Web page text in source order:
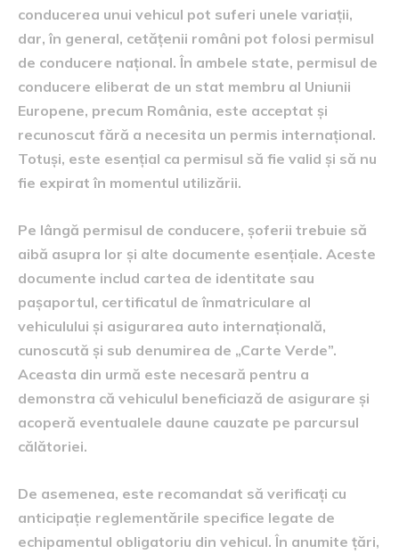
conducerea unui vehicul pot suferi unele variații,
dar, în general, cetățenii români pot folosi permisul
de conducere național. În ambele state, permisul de
conducere eliberat de un stat membru al Uniunii
Europene, precum România, este acceptat și
recunoscut fără a necesita un permis internațional.
Totuși, este esențial ca permisul să fie valid și să nu
fie expirat în momentul utilizării.
Pe lângă permisul de conducere, șoferii trebuie să
aibă asupra lor și alte documente esențiale. Aceste
documente includ cartea de identitate sau
pașaportul, certificatul de înmatriculare al
vehiculului și asigurarea auto internațională,
cunoscută și sub denumirea de „Carte Verde”.
Aceasta din urmă este necesară pentru a
demonstra că vehiculul beneficiază de asigurare și
acoperă eventualele daune cauzate pe parcursul
călătoriei.
De asemenea, este recomandat să verificați cu
anticipație reglementările specifice legate de
echipamentul obligatoriu din vehicul. În anumite țări,